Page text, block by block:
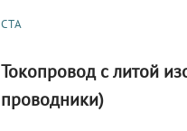
СТА
Токопровод с литой
проводники)